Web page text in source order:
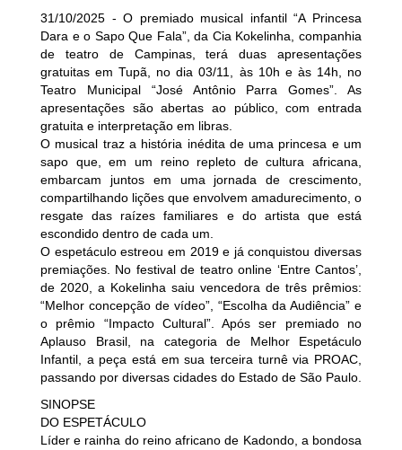
31/10/2025 - O premiado musical infantil “A Princesa
Dara e o Sapo Que Fala”, da Cia Kokelinha, companhia
de teatro de Campinas, terá duas apresentações
gratuitas em Tupã, no dia 03/11, às 10h e às 14h, no
Teatro Municipal “José Antônio Parra Gomes”. As
apresentações são abertas ao público, com entrada
gratuita e interpretação em libras.
O musical traz a história inédita de uma princesa e um
sapo que, em um reino repleto de cultura africana,
embarcam juntos em uma jornada de crescimento,
compartilhando lições que envolvem amadurecimento, o
resgate das raízes familiares e do artista que está
escondido dentro de cada um.
O espetáculo estreou em 2019 e já conquistou diversas
premiações. No festival de teatro online ‘Entre Cantos’,
de 2020, a Kokelinha saiu vencedora de três prêmios:
“Melhor concepção de vídeo”, “Escolha da Audiência” e
o prêmio “Impacto Cultural”. Após ser premiado no
Aplauso Brasil, na categoria de Melhor Espetáculo
Infantil, a peça está em sua terceira turnê via PROAC,
passando por diversas cidades do Estado de São Paulo.
SINOPSE
DO ESPETÁCULO
Líder e rainha do reino africano de Kadondo, a bondosa